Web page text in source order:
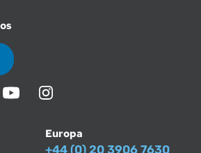
Europa
+44 (0) 20 3906 7630